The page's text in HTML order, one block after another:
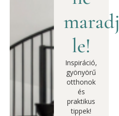
maradj
le!
Inspiráció,
gyönyörű
otthonok
és
praktikus
tippek!